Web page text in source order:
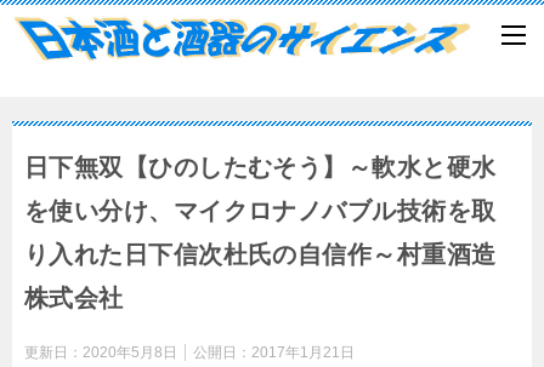
日下無双【ひのしたむそう】～軟水と硬水
を使い分け、マイクロナノバブル技術を取
り入れた日下信次杜氏の自信作～村重酒造
株式会社
更新日： 2020年5月8日 公開日： 2017年1月21日